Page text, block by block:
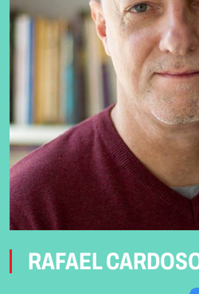
RAFAEL